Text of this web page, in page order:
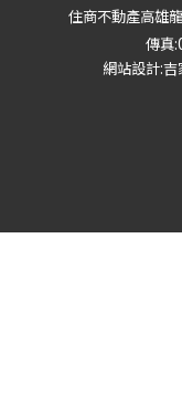
住商不動產高雄
傳真:
網站設計:吉